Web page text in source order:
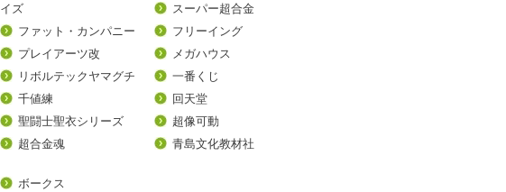
イズ
スーパー超合金
ファット・カンパニー
フリーイング
プレイアーツ改
メガハウス
リボルテックヤマグチ
一番くじ
千値練
回天堂
聖闘士聖衣シリーズ
超像可動
超合金魂
青島文化教材社
ボークス